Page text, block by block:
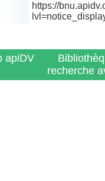
https://
apiDV
recherche